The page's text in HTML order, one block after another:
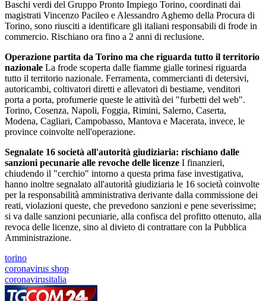
Baschi verdi del Gruppo Pronto Impiego Torino, coordinati dai
magistrati Vincenzo Pacileo e Alessandro Aghemo della Procura di
Torino, sono riusciti a identificare gli italiani responsabili di frode in
commercio. Rischiano ora fino a 2 anni di reclusione.
Operazione partita da Torino ma che riguarda tutto il territorio
nazionale La frode scoperta dalle fiamme gialle torinesi riguarda
tutto il territorio nazionale. Ferramenta, commercianti di detersivi,
autoricambi, coltivatori diretti e allevatori di bestiame, venditori
porta a porta, profumerie queste le attività dei "furbetti del web".
Torino, Cosenza, Napoli, Foggia, Rimini, Salerno, Caserta,
Modena, Cagliari, Campobasso, Mantova e Macerata, invece, le
province coinvolte nell'operazione.
Segnalate 16 società all'autorità giudiziaria: rischiano dalle
sanzioni pecunarie alle revoche delle licenze I finanzieri,
chiudendo il "cerchio" intorno a questa prima fase investigativa,
hanno inoltre segnalato all'autorità giudiziaria le 16 società coinvolte
per la responsabilità amministrativa derivante dalla commissione dei
reati, violazioni queste, che prevedono sanzioni e pene severissime;
si va dalle sanzioni pecuniarie, alla confisca del profitto ottenuto, alla
revoca delle licenze, sino al divieto di contrattare con la Pubblica
Amministrazione.
torino
coronavirus shop
coronavirusitalia